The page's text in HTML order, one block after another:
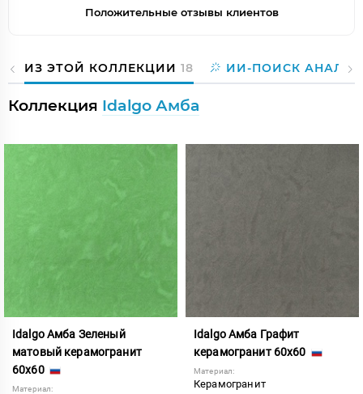
Положительные отзывы клиентов
ИЗ ЭТОЙ КОЛЛЕКЦИИ 18 ИИ-ПОИСК
Коллекция Idalgo Амба
Idalgo Амба Зеленый
матовый керамогранит
60x60
Материал:
Idalgo Амба Графит
керамогранит 60x60
Материал:
Керамогранит